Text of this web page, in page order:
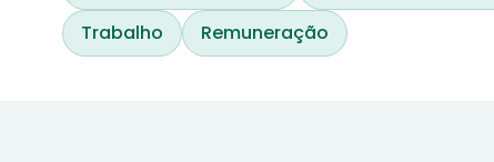
Trabalho
Remuneração